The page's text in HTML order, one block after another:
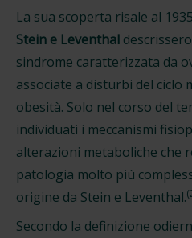
La sua scoperta risale al
Stein e Leventhal
sindrome caratterizzata da
associate a disturbi del ciclo
obesità. Solo nel corso del
individuati i meccanismi
alterazioni metaboliche che
patologia molto più
origine da Stein e Leventhal.
Secondo la definizione